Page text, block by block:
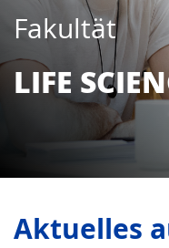
Fakultät
LIFE
Aktuelles